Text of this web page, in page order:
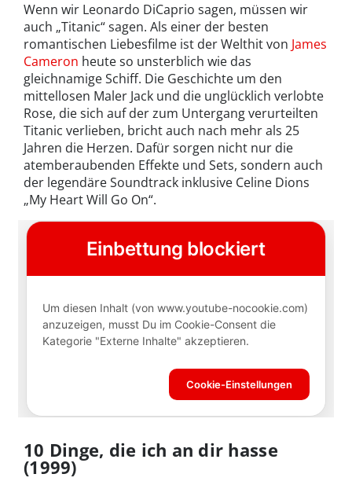
Wenn wir Leonardo DiCaprio sagen, müssen wir
auch „Titanic“ sagen. Als einer der besten
romantischen Liebesfilme ist der Welthit von James
Cameron heute so unsterblich wie das
gleichnamige Schiff. Die Geschichte um den
mittellosen Maler Jack und die unglücklich verlobte
Rose, die sich auf der zum Untergang verurteilten
Titanic verlieben, bricht auch nach mehr als 25
Jahren die Herzen. Dafür sorgen nicht nur die
atemberaubenden Effekte und Sets, sondern auch
der legendäre Soundtrack inklusive Celine Dions
„My Heart Will Go On“.
10 Dinge, die ich an dir hasse
(1999)